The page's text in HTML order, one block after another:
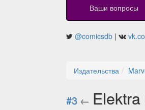
Ваши вопросы
@comicsdb |
Издательства
#3 ←